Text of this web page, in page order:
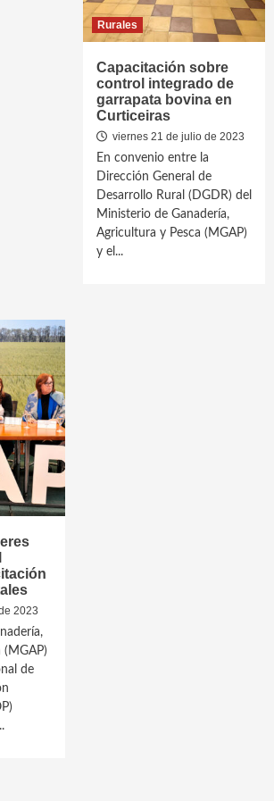
Rurales
Capacitación sobre
control integrado de
garrapata bovina en
Curticeiras
viernes 21 de julio de 2023
En convenio entre la
Dirección General de
Desarrollo Rural (DGDR) del
Ministerio de Ganadería,
Agricultura y Pesca (MGAP)
y el...
2023
(MGAP)
de